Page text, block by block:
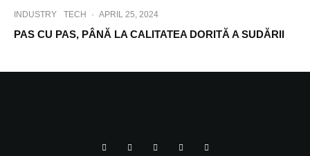
INDUSTRY TECH · APRIL 25, 2024
PAS CU PAS, PÂNĂ LA CALITATEA DORITĂ A SUDĂRII